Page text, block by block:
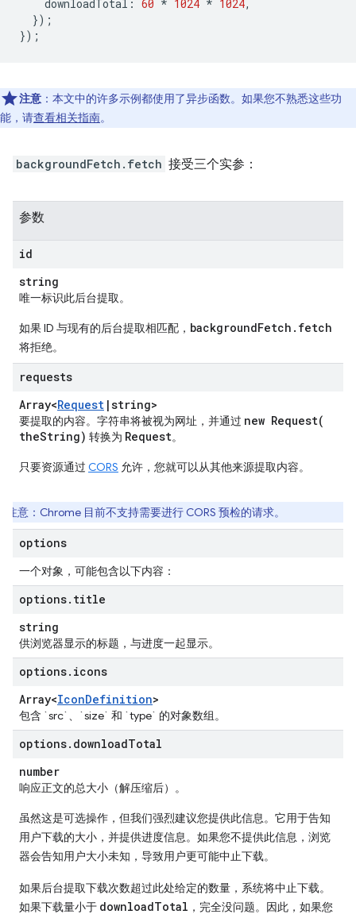
downloadTotal : 60 * 1024 * 1024,
});
});
注意 ：本文中的许多示例都使用了异步函数。如果您不熟悉这些功
能，请查看相关指南。
backgroundFetch.fetch 接受三个实参：
参数
id
string
唯一标识此后台提取。
如果 ID 与现有的后台提取相匹配， backgroundFetch.fetch
将拒绝。
requests
Array<Request |string>
要提取的内容。字符串将被视为网址，并通过 new Request(
theString) 转换为 Request。
只要资源通过 CORS 允许，您就可以从其他来源提取内容。
注意 ：Chrome 目前不支持需要进行 CORS 预检的请求。
options
一个对象，可能包含以下内容：
options. title
string
供浏览器显示的标题，与进度一起显示。
options. icons
Array<IconDefinition>
包含 `src`、`size` 和 `type` 的对象数组。
options. downloadTotal
number
响应正文的总大小（解压缩后）。
虽然这是可选操作，但我们强烈建议您提供此信息。它用于告知
用户下载的大小，并提供进度信息。如果您不提供此信息，浏览
器会告知用户大小未知，导致用户更可能中止下载。
如果后台提取下载次数超过此处给定的数量，系统将中止下载。
如果下载量小于 downloadTotal ，完全没问题。因此，如果您